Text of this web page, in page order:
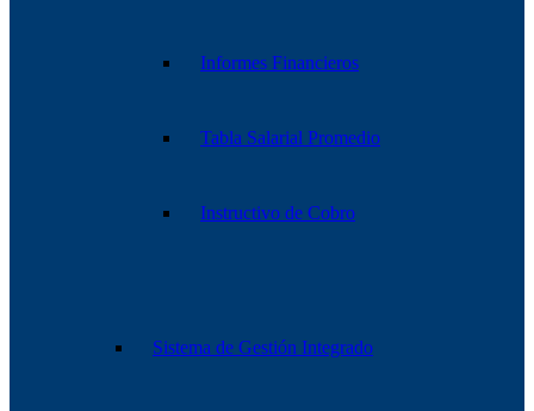
Informes Financieros
Tabla Salarial Promedio
Instructivo de Cobro
Sistema de Gestión Integrado